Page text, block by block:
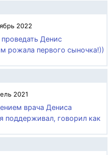
2022
проведать Денис
рожала первого сыночка!))
2021
врача Дениса
поддерживал, говорил как